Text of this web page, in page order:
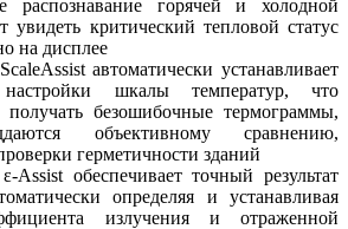
распознавание горячей и холодной
увидеть критический тепловой статус
на дисплее
автоматически устанавливает
настройки шкалы температур, что
получать безошибочные термограммы,
объективному сравнению,
герметичности зданий
Assist обеспечивает точный результат
определяя и устанавливая
излучения и отраженной